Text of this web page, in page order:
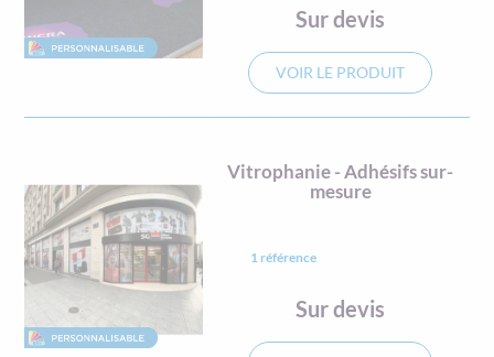
Sur devis
VOIR LE PRODUIT
Vitrophanie - Adhésifs sur-
mesure
1 référence
Sur devis